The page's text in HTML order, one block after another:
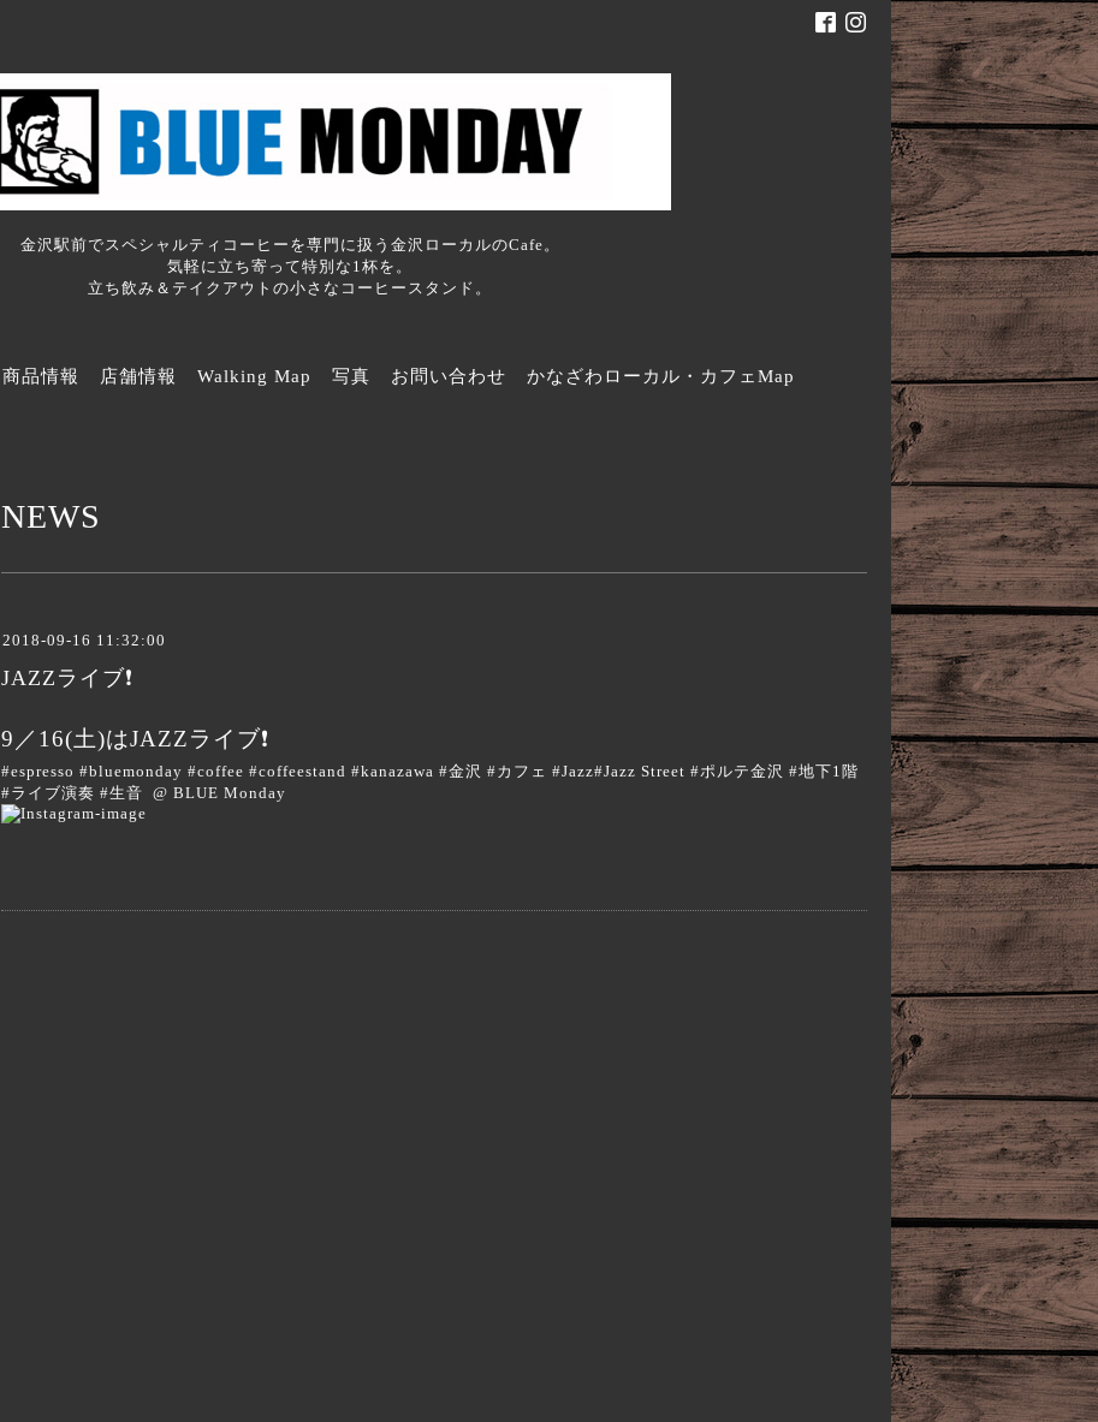
金沢駅前でスペシャルティコーヒーを専門に扱う金沢ローカルのCafe。
気軽に立ち寄って特別な1杯を。
立ち飲み＆テイクアウトの小さなコーヒースタンド。
商品情報 店舗情報 Walking Map 写真 お問い合わせ かなざわローカル・カフェMap
NEWS
2018-09-16 11:32:00
JAZZライブ❗️
9／16(土)はJAZZライブ❗️
#espresso #bluemonday #coffee #coffeestand #kanazawa #金沢 #カフェ #Jazz#Jazz Street #ポルテ金沢 #地下1階
#ライブ演奏 #生音 @ BLUE Monday